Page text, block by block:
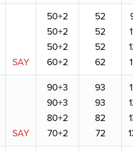
SAY
50+2
50+2
50+2
60+2
52
52
52
62
SAY
90+3
90+3
80+2
70+2
93
93
82
72